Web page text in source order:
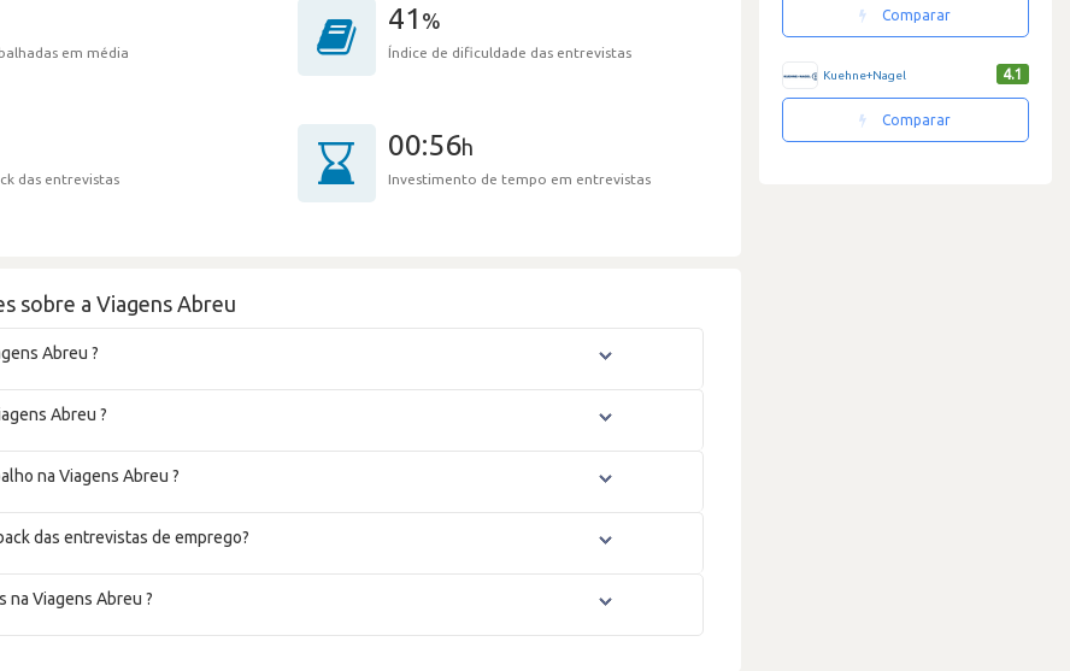
em média
41 %
Índice de dificuldade das entrevistas
das entrevistas
00:56h
Investimento de tempo em entrevistas
sobre a Viagens Abreu
Abreu ?
Abreu ?
na Viagens Abreu ?
das entrevistas de emprego?
na Viagens Abreu ?
Comparar
Kuehne+Nagel 4.1
Comparar